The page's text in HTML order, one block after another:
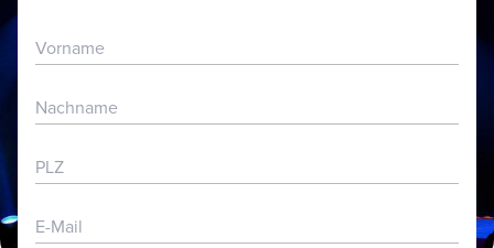
PARTNER & SPONSOREN
TICKETS